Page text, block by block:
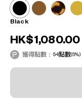
Black
HK$1,080.00
獲得點數： 54點數(5%)